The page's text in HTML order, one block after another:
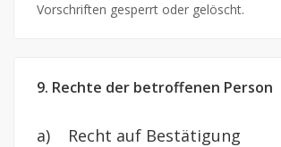
Vorschriften gesperrt oder gelöscht.
9. Rechte der betroffenen Person
a) Recht auf Bestätigung